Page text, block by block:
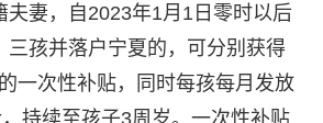
夫妻，自2023年1月1日零时以后
三孩并落户宁夏的，可分别获得
一次性补贴，同时每孩每月发放
持续至孩子3周岁。一次性补贴